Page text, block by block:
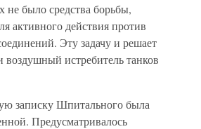
не было средства борьбы,
активного действия против
Эту задачу и решает
истребитель танков
записку Шпитального была
Предусматривалось